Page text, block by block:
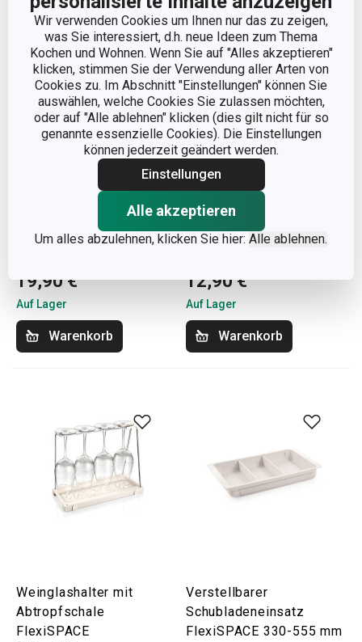
Wir verwenden Cookies um Ihnen nur das zu zeigen,
was Sie interessiert, d.h. neue Ideen zum Thema
Kochen und Wohnen. Wenn Sie auf "Alles akzeptieren"
klicken, stimmen Sie der Verwendung aller Arten von
Cookies zu. Im Abschnitt "Einstellungen" können Sie
auswählen, welche Cookies Sie zulassen möchten,
oder auf "Alle ablehnen" klicken (dies gilt nicht für so
genannte essenzielle Cookies). Die Einstellungen
können jederzeit geändert werden.
Einstellungen
Alle akzeptieren
Um alles abzulehnen, klicken Sie hier: Alle ablehnen.
FlexiSPACE
19,90 €
Auf Lager
Warenkorb
Antibakterielle
Kühlschrankmatte
12,90 €
Auf Lager
Warenkorb
Weinglashalter mit
Abtropfschale
FlexiSPACE
Verstellbarer
Schubladeneinsatz
FlexiSPACE 330-555 mm